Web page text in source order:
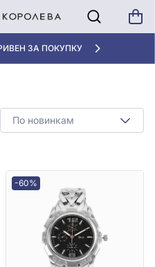
ЗА ПОКУПКУ
КАМНЕЙ
По новинкам
-60%